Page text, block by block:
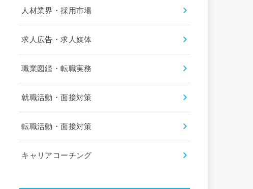
人材業界・採用市場
求人広告・求人媒体
職業図鑑・転職実務
就職活動・面接対策
転職活動・面接対策
キャリアコーチング